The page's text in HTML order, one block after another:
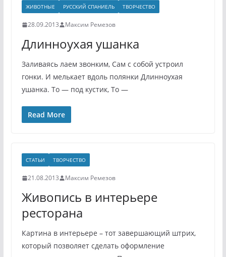
ЖИВОТНЫЕ РУССКИЙ СПАНИЕЛЬ ТВОРЧЕСТВО
28.09.2013 Максим Ремезов
Длинноухая ушанка
Заливаясь лаем звонким, Сам с собой устроил
гонки. И мелькает вдоль полянки Длинноухая
ушанка. То — под кустик, То —
Read More
СТАТЬИ ТВОРЧЕСТВО
21.08.2013 Максим Ремезов
Живопись в интерьере
ресторана
Картина в интерьере – тот завершающий штрих,
который позволяет сделать оформление